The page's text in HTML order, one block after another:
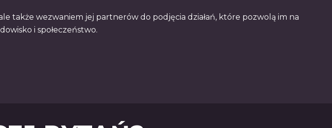
także wezwaniem jej partnerów do podjęcia działań, które pozwolą im na
i społeczeństwo.